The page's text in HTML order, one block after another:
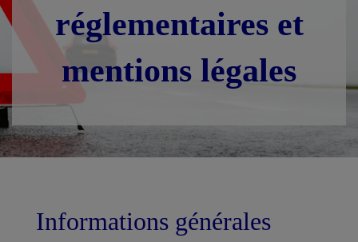
réglementaires et
mentions légales
Informations générales